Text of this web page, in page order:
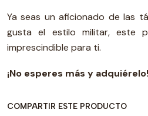
Ya seas un aficionado de las
gusta el estilo militar, este
imprescindible para ti.
¡No esperes más y adquiérelo!
COMPARTIR ESTE PRODUCTO